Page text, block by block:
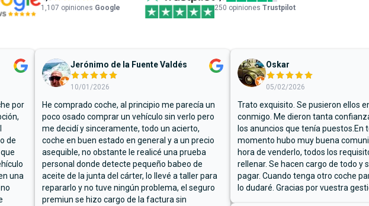
1,107 opiniones Google 250 opiniones Trustpilot
por
de
una
Jerónimo de la Fuente Valdés
10/01/2026
He comprado coche, al principio me parecía un
poco osado comprar un vehículo sin verlo pero
me decidí y sinceramente, todo un acierto,
coche en buen estado en general y a un precio
asequible, no obstante le realicé una prueba
personal donde detecte pequeño babeo de
aceite de la junta del cárter, lo llevé a taller para
repararlo y no tuve ningún problema, el seguro
premiun se hizo cargo de la factura sin
Oskar
05/02/2026
Trato exquisito. Se pusieron ellos
conmigo. Me dieron tanta
los anuncios que tenía puestos.En
momento hubo muy buena
hora de venderlo, todos los
rellenar. Se hacen cargo de todo y
pagar. Cuando tenga otro coche
lo dudaré. Gracias por vuestra